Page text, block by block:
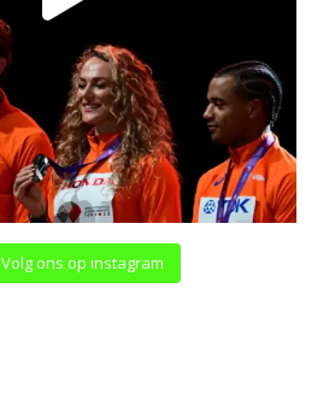
Volg ons op instagram